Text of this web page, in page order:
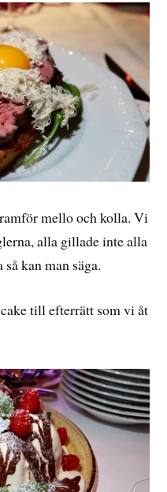
mello och kolla. Vi
alla gillade inte alla
kan man säga.
till efterrätt som vi åt